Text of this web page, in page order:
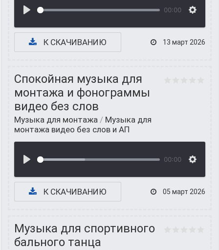
00:00
К СКАЧИВАНИЮ 13 март 2026
Спокойная музыка для
монтажа и фонограммы
видео без слов
Музыка для монтажа / Музыка для
монтажа видео без слов и АП
00:00
К СКАЧИВАНИЮ 05 март 2026
Музыка для спортивного
бального танца